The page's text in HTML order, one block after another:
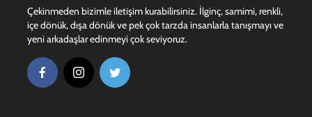
Çekinmeden bizimle iletişim kurabilirsiniz. İlginç, samimi, renkli,
içe dönük, dışa dönük ve pek çok tarzda insanlarla tanışmayı ve
yeni arkadaşlar edinmeyi çok seviyoruz.